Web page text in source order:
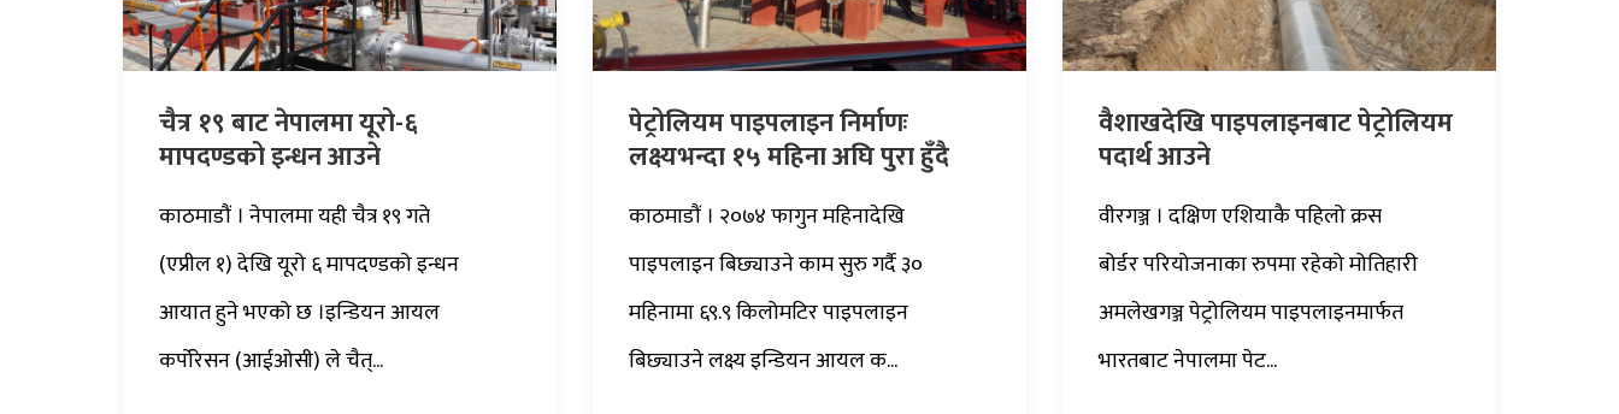
चैत्र १९ बाट नेपालमा यूरो-६
मापदण्डको इन्धन आउने
काठमाडौं । नेपालमा यही चैत्र १९ गते
(एप्रील १) देखि यूरो ६ मापदण्डको इन्धन
आयात हुने भएको छ ।इन्डियन आयल
कर्पोरेसन (आईओसी) ले चैत्...
पेट्रोलियम पाइपलाइन निर्माणः
लक्ष्यभन्दा १५ महिना अघि पुरा हुँदै
काठमाडौं । २०७४ फागुन महिनादेखि
पाइपलाइन बिछ्याउने काम सुरु गर्दै ३०
महिनामा ६९.९ किलोमटिर पाइपलाइन
बिछ्याउने लक्ष्य इन्डियन आयल क...
वैशाखदेखि पाइपलाइनबाट पेट्रोलियम
पदार्थ आउने
वीरगञ्ज । दक्षिण एशियाकै पहिलो क्रस
बोर्डर परियोजनाका रुपमा रहेको मोतिहारी
अमलेखगञ्ज पेट्रोलियम पाइपलाइनमार्फत
भारतबाट नेपालमा पेट...